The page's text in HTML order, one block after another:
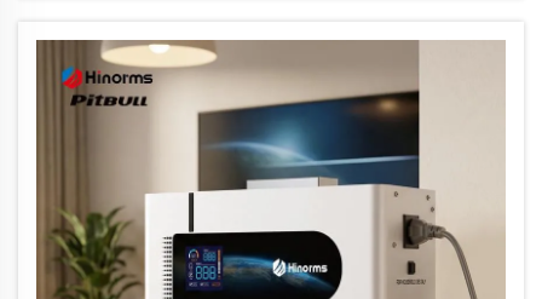
mechanicznej lub zastosowania papieru niskiej
jakości. Istnieje...